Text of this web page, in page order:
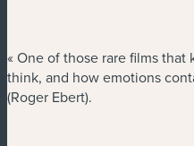
« One of those rare films
think, and how emotions
(Roger Ebert).